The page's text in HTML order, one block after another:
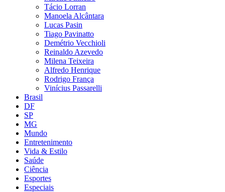
Tácio Lorran
Manoela Alcântara
Lucas Pasin
Tiago Pavinatto
Demétrio Vecchioli
Reinaldo Azevedo
Milena Teixeira
Alfredo Henrique
Rodrigo França
Vinícius Passarelli
Brasil
DF
SP
MG
Mundo
Entretenimento
Vida & Estilo
Saúde
Ciência
Esportes
Especiais